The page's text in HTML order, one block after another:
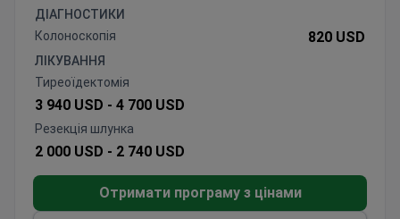
біопсією приблизно за 700 доларів. Для пацієнтів,
які потребують додаткової підтримки,
доступний пакет гастроентерологічних послуг
приблизно за 1600 доларів. Він включає
діагностичну процедуру, а також
готелі та місцеві трансфери.
ДІАГНОСТИКИ
Колоноскопія
820 USD
ЛІКУВАННЯ
Тиреоїдектомія
3 940 USD - 4 700 USD
Резекція шлунка
2 000 USD - 2 740 USD
Отримати програму з цінами